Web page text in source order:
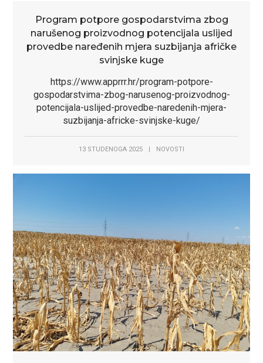
Program potpore gospodarstvima zbog
narušenog proizvodnog potencijala uslijed
provedbe naređenih mjera suzbijanja afričke
svinjske kuge
https://www.apprrr.hr/program-potpore-
gospodarstvima-zbog-narusenog-proizvodnog-
potencijala-uslijed-provedbe-naredenih-mjera-
suzbijanja-africke-svinjske-kuge/
13 STUDENOGA 2025 | NOVOSTI